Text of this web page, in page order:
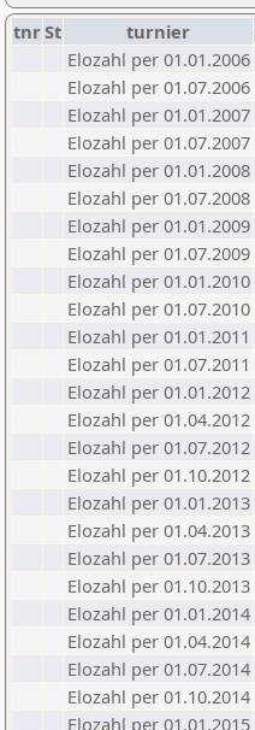
tnrSt turnier
Elozahl per 01.01.2006
Elozahl per 01.07.2006
Elozahl per 01.01.2007
Elozahl per 01.07.2007
Elozahl per 01.01.2008
Elozahl per 01.07.2008
Elozahl per 01.01.2009
Elozahl per 01.07.2009
Elozahl per 01.01.2010
Elozahl per 01.07.2010
Elozahl per 01.01.2011
Elozahl per 01.07.2011
Elozahl per 01.01.2012
Elozahl per 01.04.2012
Elozahl per 01.07.2012
Elozahl per 01.10.2012
Elozahl per 01.01.2013
Elozahl per 01.04.2013
Elozahl per 01.07.2013
Elozahl per 01.10.2013
Elozahl per 01.01.2014
Elozahl per 01.04.2014
Elozahl per 01.07.2014
Elozahl per 01.10.2014
Elozahl per 01.01.2015